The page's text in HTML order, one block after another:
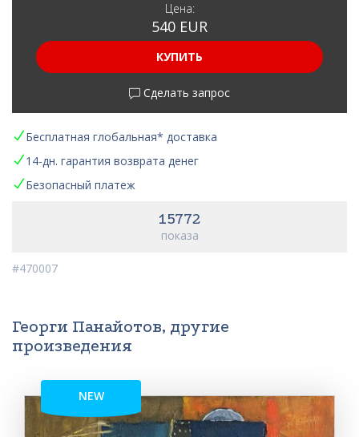
Цена:
540 EUR
КУПИТЬ
Сделать запрос
Бесплатная глобальная* доставка
14-дн. гарантия возврата денег
Безопасный платеж
15772
показа
#470007
Георги Панайотов, другие
произведения
NEW